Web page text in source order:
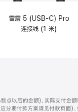
雷雳 5 (USB-C) Pro
连接线 (1 米)
以后的金额)，实际支付金
分期付款方案请见付款页面